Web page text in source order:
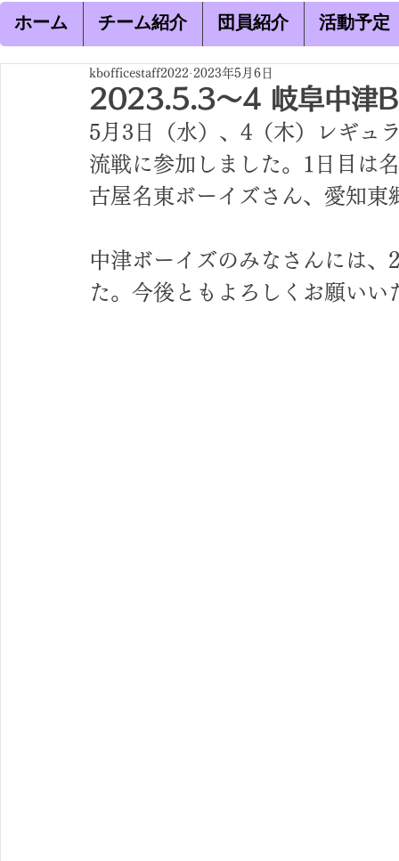
ホーム チーム紹介 団員紹介 活動予定
2023.5.3～4 岐阜中津B
kbofficestaff2022 2023年5月6日
5月3日（水）、4（木）レギュ
流戦に参加しました。1日目は
古屋名東ボーイズさん、愛知
中津ボーイズのみなさんには
た。今後ともよろしくお願いい